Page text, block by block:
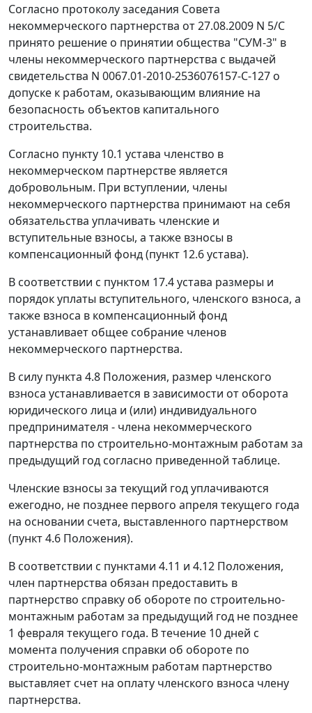
Согласно протоколу заседания Совета
некоммерческого партнерства от 27.08.2009 N 5/С
принято решение о принятии общества "СУМ-3" в
члены некоммерческого партнерства с выдачей
свидетельства N 0067.01-2010-2536076157-С-127 о
допуске к работам, оказывающим влияние на
безопасность объектов капитального
строительства.
Согласно пункту 10.1 устава членство в
некоммерческом партнерстве является
добровольным. При вступлении, члены
некоммерческого партнерства принимают на себя
обязательства уплачивать членские и
вступительные взносы, а также взносы в
компенсационный фонд (пункт 12.6 устава).
В соответствии с пунктом 17.4 устава размеры и
порядок уплаты вступительного, членского взноса, а
также взноса в компенсационный фонд
устанавливает общее собрание членов
некоммерческого партнерства.
В силу пункта 4.8 Положения, размер членского
взноса устанавливается в зависимости от оборота
юридического лица и (или) индивидуального
предпринимателя - члена некоммерческого
партнерства по строительно-монтажным работам за
предыдущий год согласно приведенной таблице.
Членские взносы за текущий год уплачиваются
ежегодно, не позднее первого апреля текущего года
на основании счета, выставленного партнерством
(пункт 4.6 Положения).
В соответствии с пунктами 4.11 и 4.12 Положения,
член партнерства обязан предоставить в
партнерство справку об обороте по строительно-
монтажным работам за предыдущий год не позднее
1 февраля текущего года. В течение 10 дней с
момента получения справки об обороте по
строительно-монтажным работам партнерство
выставляет счет на оплату членского взноса члену
партнерства.